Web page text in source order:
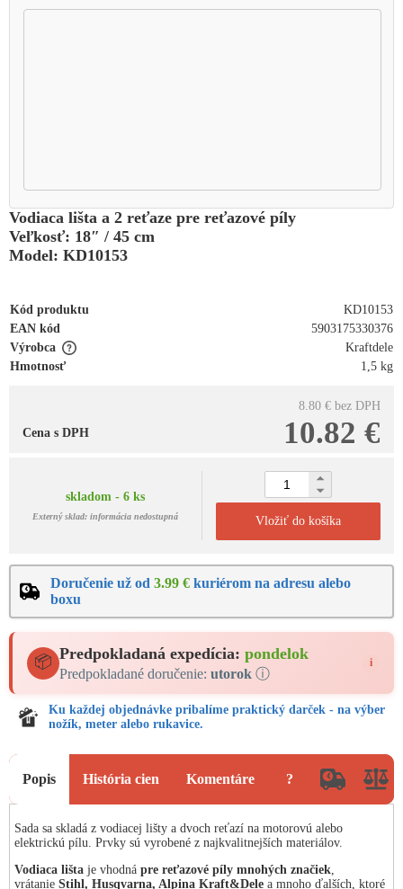
Vodiaca lišta a 2 reťaze pre reťazové píly
Veľkosť: 18″ / 45 cm
Model: KD10153
Kód produktu
KD10153
EAN kód
5903175330376
Výrobca
Kraftdele
Hmotnosť
1,5 kg
8.80 € bez DPH
10.82 €
Cena s DPH
skladom - 6 ks
Externý sklad: informácia nedostupná Vložiť do košíka
Doručenie už od 3.99 € kuriérom na adresu alebo
boxu
📦 Predpokladaná expedícia: pondelok
Predpokladané doručenie: utorok ⓘ
i
Ku každej objednávke pribalíme praktický darček - na výber
nožík, meter alebo rukavice.
Popis História cien Komentáre ?
Sada sa skladá z vodiacej lišty a dvoch reťazí na motorovú alebo
elektrickú pílu. Prvky sú vyrobené z najkvalitnejších materiálov.
Vodiaca lišta je vhodná pre reťazové píly mnohých značiek,
vrátanie Stihl, Husqvarna, Alpina Kraft&Dele a mnoho ďalších, ktoré